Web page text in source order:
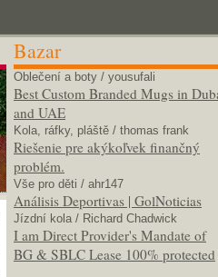
Bazar
Oblečení a boty / yousufali
Best Custom Branded Mugs in
and UAE
Kola, ráfky, pláště / thomas frank
Riešenie pre akýkoľvek finančný
problém.
Vše pro děti / ahr147
Análisis Deportivas | GolNoticias
Jízdní kola / Richard Chadwick
I am Direct Provider's Mandate of
BG & SBLC Lease 100% protected